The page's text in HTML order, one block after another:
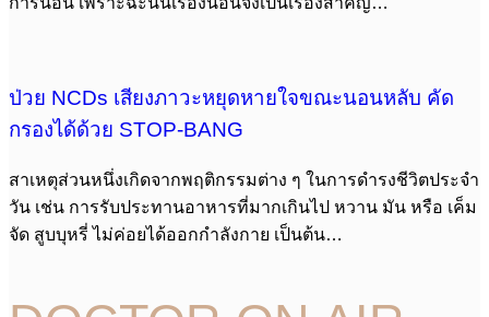
ป่วย NCDs เสียงภาวะหยุดหายใจขณะนอนหลับ คัด
กรองได้ด้วย STOP-BANG
สาเหตุส่วนหนึ่งเกิดจากพฤติกรรมต่าง ๆ ในการดำรงชีวิตประจำ
วัน เช่น การรับประทานอาหารที่มากเกินไป หวาน มัน หรือ เค็ม
จัด สูบบุหรี่ ไม่ค่อยได้ออกกำลังกาย เป็นต้น…